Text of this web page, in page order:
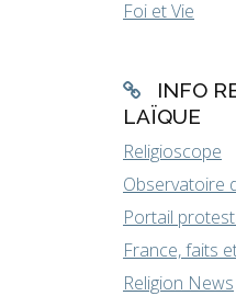
Foi et Vie
INFO
LAÏQUE
Religioscope
Observatoire
Portail
France, faits
Religion News